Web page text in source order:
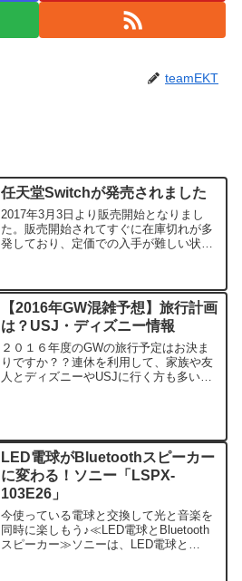
teamEKT
任天堂Switchが発売されました
2017年3月3日より販売開始となりまし
た。販売開始されてすぐに在庫切れが多
発しており、定価での入手が難しい状況
注意してくださいね。Amazonの在庫情
報▼Ama...
【2016年GW混雑予想】旅行計画
は？USJ・ディズニー情報
２０１６年度のGWの旅行予定はお決ま
りですか？？連休を利用して、家族や友
人とディズニーやUSJに行く方も多いか
LED電球がBluetoothスピーカー
に変わる！ソニー「LSPX-
103E26」
今使っている電球と交換して光と音楽を
同時に楽しもう♪≪LED電球とBluetooth
スピーカー≫ソニーは、LED電球と